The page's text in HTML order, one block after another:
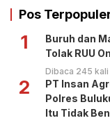
Pos
1
Buruh dan
Tolak RUU
Dibaca 245 kali
2
PT Insan
Polres
Itu Tidak